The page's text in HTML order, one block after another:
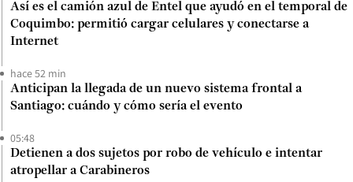
Así es el camión azul de Entel que ayudó en el temporal de
Coquimbo: permitió cargar celulares y conectarse a
Internet
hace 52 min
Anticipan la llegada de un nuevo sistema frontal a
Santiago: cuándo y cómo sería el evento
05:48
Detienen a dos sujetos por robo de vehículo e intentar
atropellar a Carabineros